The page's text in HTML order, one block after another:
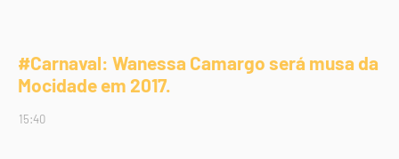
#Carnaval: Wanessa Camargo será musa da
Mocidade em 2017.
15:40